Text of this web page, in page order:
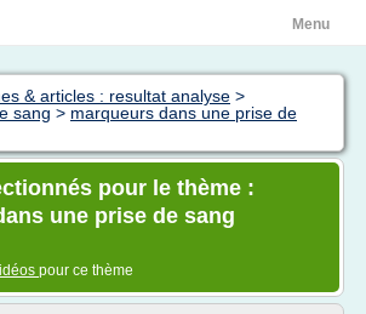
Menu
& articles : resultat analyse >
sang > marqueurs dans une prise de
pour le thème :
une prise de sang
pour ce thème